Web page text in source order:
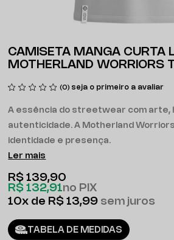
CAMISETA MANGA CURTA
MOTHERLAND WORRIORS
(0) seja o primeiro a avaliar
A essência do streetwear com arte,
autenticidade. A Motherland
identidade e presença.
Ler mais
R$ 132,91no PIX
R$ 139,90
10x R$ 13,99 sem juros
TABELA DE MEDIDAS